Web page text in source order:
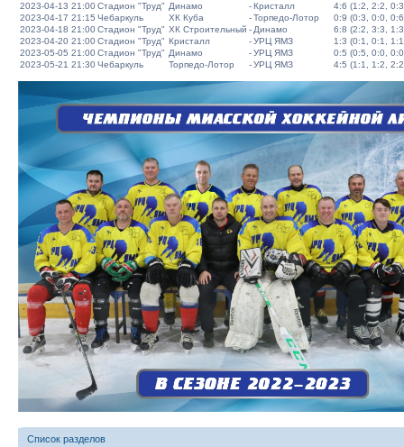
2023-04-13 21:00Стадион "Труд" Динамо -Кристалл
4:6 (1:2, 2:2,
2023-04-17 21:15 Чебаркуль ХК Куба -Торпедо-Лотор
0:9 (0:3, 0:0,
2023-04-18 21:00Стадион "Труд" ХК Строительный - Динамо
6:8 (2:2, 3:3,
2023-04-20 21:00Стадион "Труд" Кристалл -УРЦ ЯМЗ
1:3 (0:1, 0:1,
2023-05-05 21:00Стадион "Труд" Динамо -УРЦ ЯМЗ
0:5 (0:5, 0:0,
2023-05-21 21:30Чебаркуль Торпедо-Лотор -УРЦ ЯМЗ 4:5 (1:1, 1:2,
Список разделов